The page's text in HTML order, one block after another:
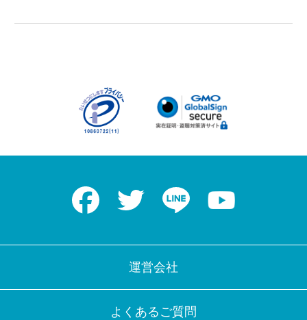
Facebook Twitter LINE
運営会社
よくあるご質問